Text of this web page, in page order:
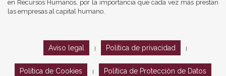
en Recursos Humanos, por la importancia que cada vez más prestan
las empresas al capital humano.
Aviso legal Política de privacidad
Política de Cookies Política de Protección de Datos